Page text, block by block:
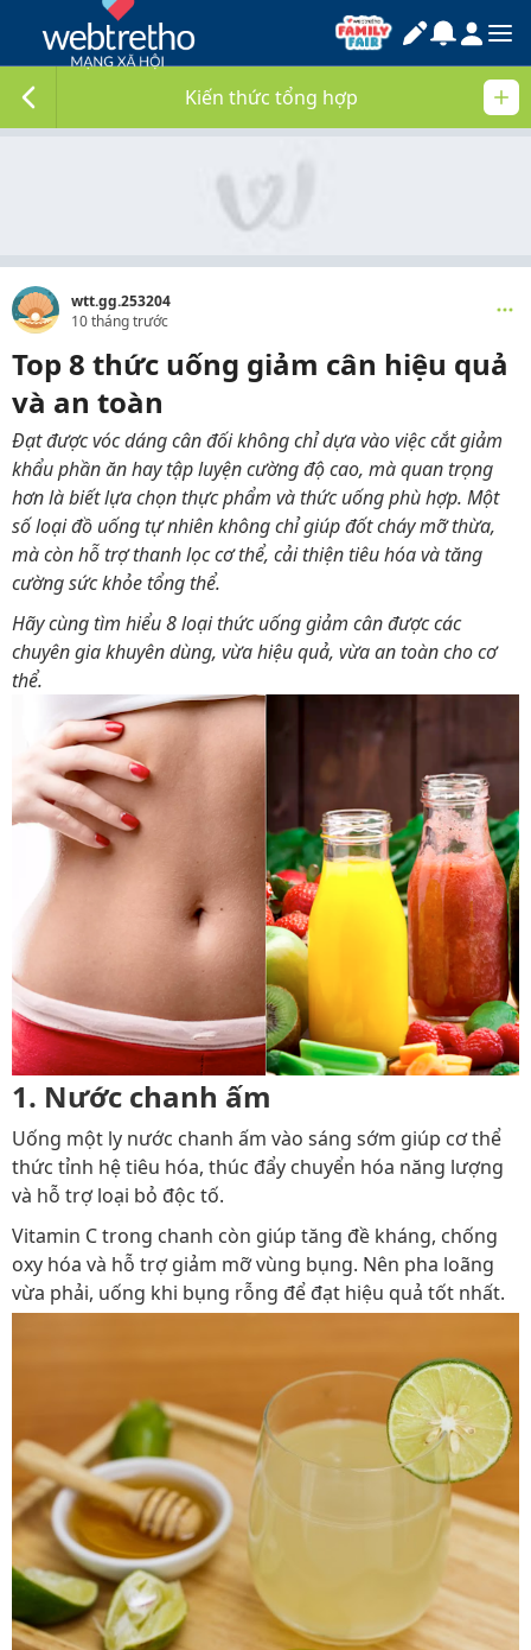
Kiến thức tổng hợp
wtt.gg.253204
10 tháng trước
Top 8 thức uống giảm cân hiệu quả
và an toàn
Đạt được vóc dáng cân đối không chỉ dựa vào việc cắt giảm
khẩu phần ăn hay tập luyện cường độ cao, mà quan trọng
hơn là biết lựa chọn thực phẩm và thức uống phù hợp. Một
số loại đồ uống tự nhiên không chỉ giúp đốt cháy mỡ thừa,
mà còn hỗ trợ thanh lọc cơ thể, cải thiện tiêu hóa và tăng
cường sức khỏe tổng thể.
Hãy cùng tìm hiểu 8 loại thức uống giảm cân được các
chuyên gia khuyên dùng, vừa hiệu quả, vừa an toàn cho cơ
thể.
1. Nước chanh ấm
Uống một ly nước chanh ấm vào sáng sớm giúp cơ thể
thức tỉnh hệ tiêu hóa, thúc đẩy chuyển hóa năng lượng
và hỗ trợ loại bỏ độc tố.
Vitamin C trong chanh còn giúp tăng đề kháng, chống
oxy hóa và hỗ trợ giảm mỡ vùng bụng. Nên pha loãng
vừa phải, uống khi bụng rỗng để đạt hiệu quả tốt nhất.